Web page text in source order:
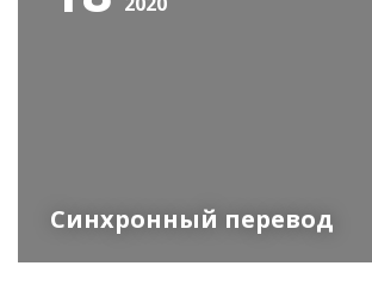
Синхронный перевод